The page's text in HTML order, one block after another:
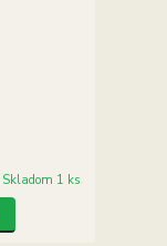
Skladom 1 ks